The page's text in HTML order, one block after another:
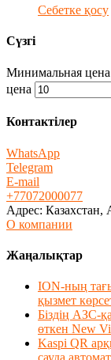
Себетке қосу
Сүзгі
Минимальная цена
цена
Контактілер
WhatsApp
Telegram
E-mail
+77072000077
Адрес:
О компании
Жаңалықтар
ION-ның
қызмет
Біздің АЗС-
өткен New
Kaspi QR